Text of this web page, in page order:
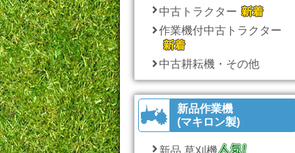
中古トラクター
作業機付中古トラクター
中古耕耘機・その他
新品作業機
(マキロン製)
新品 草刈機